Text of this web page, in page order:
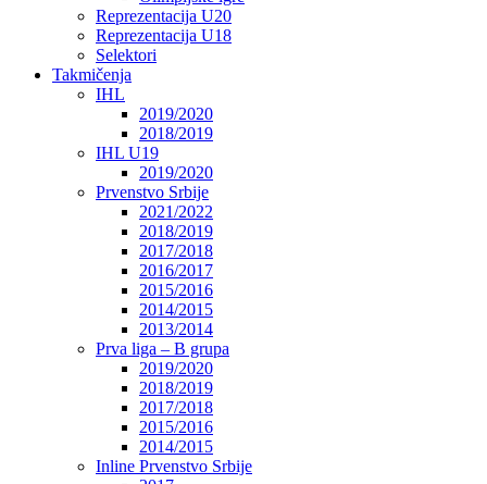
Reprezentacija U20
Reprezentacija U18
Selektori
Takmičenja
IHL
2019/2020
2018/2019
IHL U19
2019/2020
Prvenstvo Srbije
2021/2022
2018/2019
2017/2018
2016/2017
2015/2016
2014/2015
2013/2014
Prva liga – B grupa
2019/2020
2018/2019
2017/2018
2015/2016
2014/2015
Inline Prvenstvo Srbije